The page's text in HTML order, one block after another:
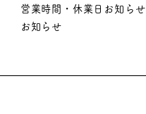
営業時間・休業日お知らせ
お知らせ